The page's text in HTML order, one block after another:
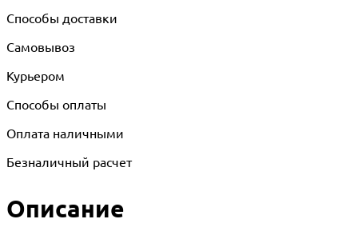
Способы доставки
Самовывоз
Курьером
Способы оплаты
Оплата наличными
Безналичный расчет
Описание